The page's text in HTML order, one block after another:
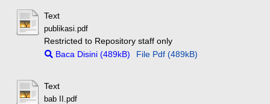
Text
publikasi.pdf
Restricted to Repository staff only
Baca Disini (489kB)
File Pdf (489kB)
Text
bab II.pdf